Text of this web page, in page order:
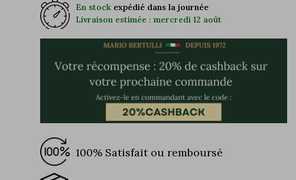
En stock expédié dans la journée
Livraison estimée : mercredi 12 août
100% Satisfait ou remboursé